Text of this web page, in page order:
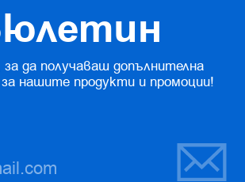
да получаваш допълнителна
нашите продукти и промоции!